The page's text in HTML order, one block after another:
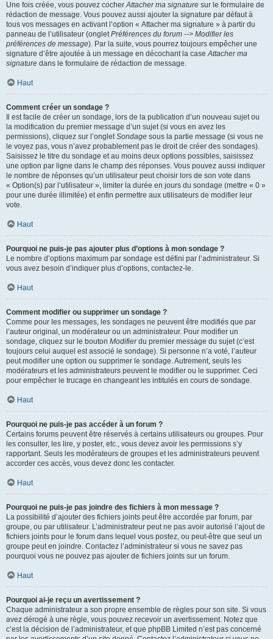
Une fois créée, vous pouvez cocherAttacher ma signature sur le formulaire de
rédaction de message. Vous pouvez aussi ajouter la signature par défaut à
tous vos messages en activant l’option « Attacher ma signature » à partir du
panneau de l’utilisateur (ongletPréférences du forum --> Modifier les
préférences de message). Par la suite, vous pourrez toujours empêcher une
signature d’être ajoutée à un message en décochant la caseAttacher ma
signature dans le formulaire de rédaction de message.
Haut
Comment créer un sondage ?
Il est facile de créer un sondage, lors de la publication d’un nouveau sujet ou
la modification du premier message d’un sujet (si vous en avez les
permissions), cliquez sur l’ongletSondage sous la partie message (si vous ne
le voyez pas, vous n’avez probablement pas le droit de créer des sondages).
Saisissez le titre du sondage et au moins deux options possibles, saisissez
une option par ligne dans le champ des réponses. Vous pouvez aussi indiquer
le nombre de réponses qu’un utilisateur peut choisir lors de son vote dans
« Option(s) par l’utilisateur », limiter la durée en jours du sondage (mettre « 0 »
pour une durée illimitée) et enfin permettre aux utilisateurs de modifier leur
vote.
Haut
Pourquoi ne puis-je pas ajouter plus d’options à mon sondage ?
Le nombre d’options maximum par sondage est défini par l’administrateur. Si
vous avez besoin d’indiquer plus d’options, contactez-le.
Haut
Comment modifier ou supprimer un sondage ?
Comme pour les messages, les sondages ne peuvent être modifiés que par
l’auteur original, un modérateur ou un administrateur. Pour modifier un
sondage, cliquez sur le bouton Modifierdu premier message du sujet (c’est
toujours celui auquel est associé le sondage). Si personne n’a voté, l’auteur
peut modifier une option ou supprimer le sondage. Autrement, seuls les
modérateurs et les administrateurs peuvent le modifier ou le supprimer. Ceci
pour empêcher le trucage en changeant les intitulés en cours de sondage.
Haut
Pourquoi ne puis-je pas accéder à un forum ?
Certains forums peuvent être réservés à certains utilisateurs ou groupes. Pour
les consulter, les lire, y poster, etc., vous devez avoir les permissions s’y
rapportant. Seuls les modérateurs de groupes et les administrateurs peuvent
accorder ces accès, vous devez donc les contacter.
Haut
Pourquoi ne puis-je pas joindre des fichiers à mon message ?
La possibilité d’ajouter des fichiers joints peut être accordée par forum, par
groupe, ou par utilisateur. L’administrateur peut ne pas avoir autorisé l’ajout de
fichiers joints pour le forum dans lequel vous postez, ou peut-être que seul un
groupe peut en joindre. Contactez l’administrateur si vous ne savez pas
pourquoi vous ne pouvez pas ajouter de fichiers joints sur un forum.
Haut
Pourquoi ai-je reçu un avertissement ?
Chaque administrateur a son propre ensemble de règles pour son site. Si vous
avez dérogé à une règle, vous pouvez recevoir un avertissement. Notez que
c’est la décision de l’administrateur, et que phpBB Limited n’est pas concerné